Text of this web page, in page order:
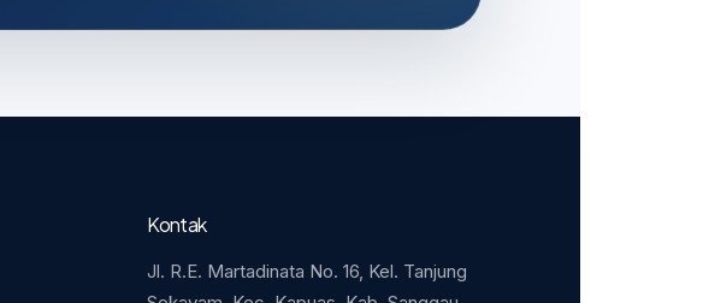
Kontak
Jl. R.E. Martadinata No. 16, Kel. Tanjung